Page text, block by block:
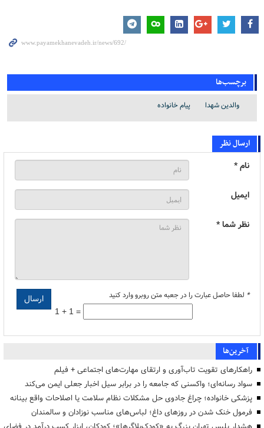
برچسب‌ها
والدین شهدا پیام خانواده
ارسال نظر
نام *
ایمیل
نظر شما *
* لطفا حاصل عبارت را در جعبه متن روبرو وارد کنید
1 + 1 =
آخرین‌ها
راهکارهای تقویت تاب‌آوری و ارتقای مهارت‌های اجتماعی + فیلم
سواد رسانه‌ای؛ واکسنی که جامعه را در برابر سیل اخبار جعلی ایمن می‌کند
پزشکی خانواده؛ چراغ جادوی حل مشکلات نظام سلامت یا اصلاحات واقع بینانه
فرمول خنک شدن در روزهای داغ؛ لباس‌های مناسب نوزادان و سالمندان